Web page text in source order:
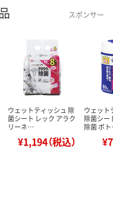
スポンサー
ウェットティッシュ 除
菌シート レック アラク
リーネ…
¥1,194（税込）
ウェッ
除菌シー
除菌 ボ